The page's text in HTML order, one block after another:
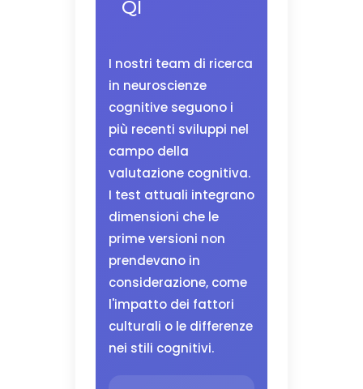
QI
I nostri team di ricerca
in neuroscienze
cognitive seguono i
più recenti sviluppi nel
campo della
valutazione cognitiva.
I test attuali integrano
dimensioni che le
prime versioni non
prendevano in
considerazione, come
l'impatto dei fattori
culturali o le differenze
nei stili cognitivi.